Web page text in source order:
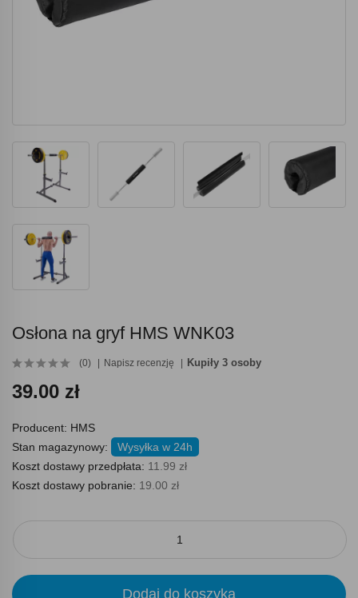
Osłona na gryf HMS WNK03
(0) Napisz recenzję Kupiły 3 osoby
39.00 zł
Producent: HMS
Stan magazynowy:
Wysyłka w 24h
Koszt dostawy przedpłata: 11.99 zł
Koszt dostawy pobranie: 19.00 zł
Dodaj do koszyka